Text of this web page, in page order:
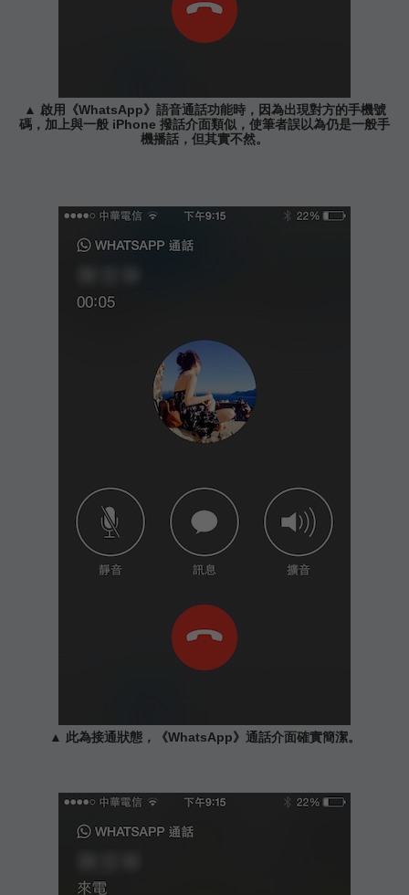
▲ 啟用《WhatsApp》語音通話功能時，因為出現對方的手機號
碼，加上與一般 iPhone 撥話介面類似，使筆者誤以為仍是一般手
機播話，但其實不然。
▲ 此為接通狀態，《WhatsApp》通話介面確實簡潔。